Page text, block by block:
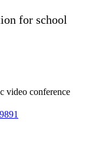
for school
video conference